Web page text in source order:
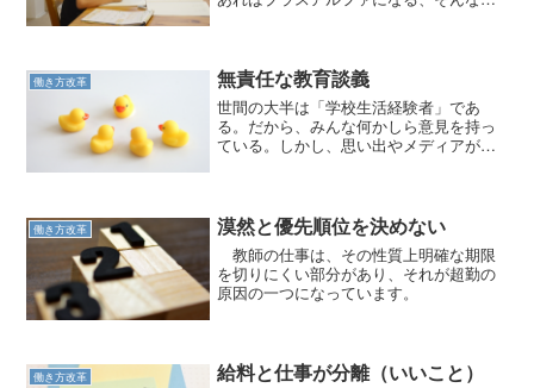
働き方改革 無責任な教育談義
世間の大半は「学校生活経験者」であ
る。だから、みんな何かしら意見を持っ
ている。しかし、思い出やメディアが基
働き方改革 漠然と優先順位を決めない
教師の仕事は、その性質上明確な期限
を切りにくい部分があり、それが超勤の
原因の一つになっています。
働き方改革 給料と仕事が分離（いいこと）